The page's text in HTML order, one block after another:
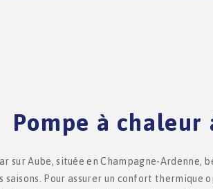
Pompe à chaleur
sur Aube, située en Champagne-
saisons. Pour assurer un confort